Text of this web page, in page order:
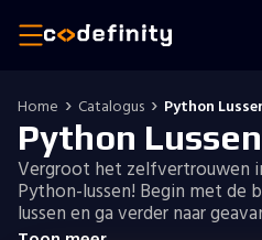
Home Catalogus Python
Python
Vergroot het zelfvertrouwen
Python-lussen! Begin met de
lussen en ga verder naar